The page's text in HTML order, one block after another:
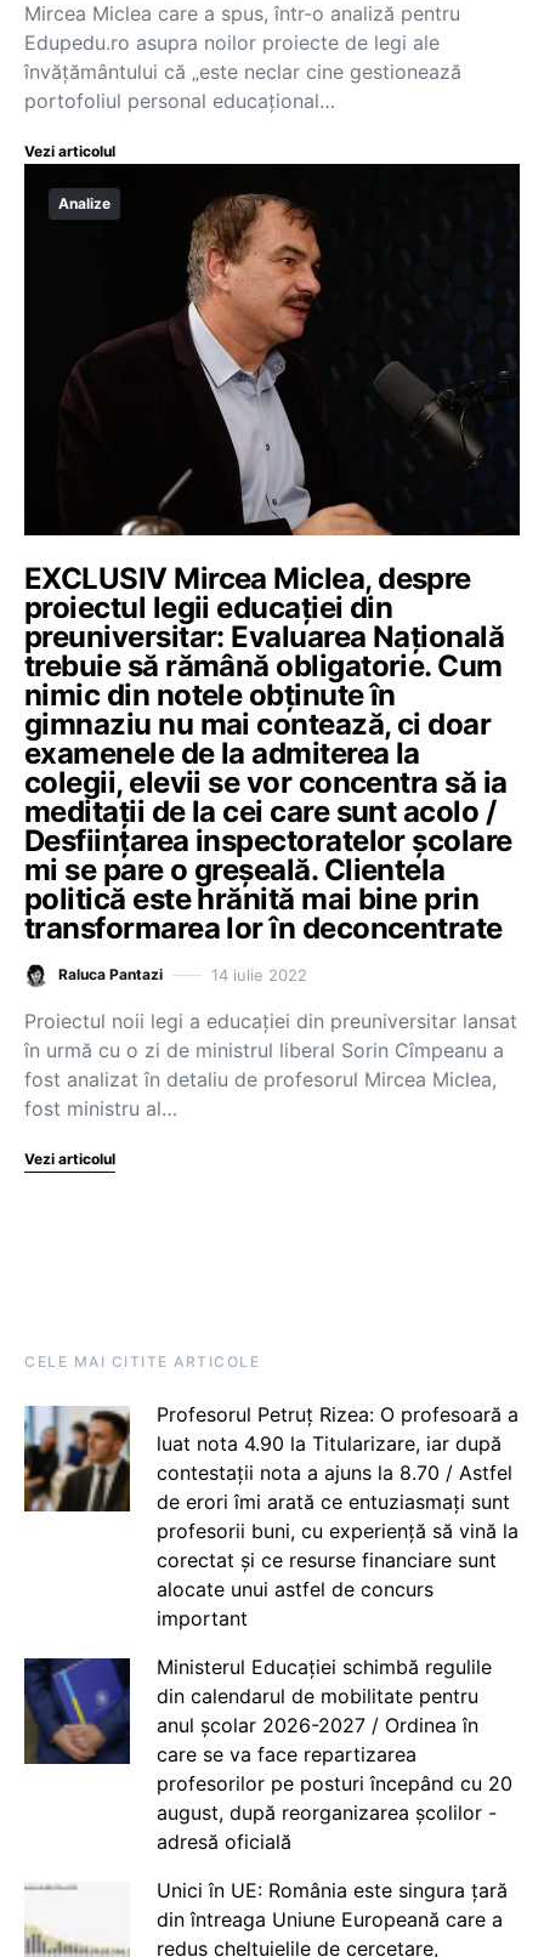
Mircea Miclea care a spus, într-o analiză pentru
Edupedu.ro asupra noilor proiecte de legi ale
învățământului că „este neclar cine gestionează
portofoliul personal educațional…
Vezi articolul
Analize
EXCLUSIV Mircea Miclea, despre
proiectul legii educației din
preuniversitar: Evaluarea Națională
trebuie să rămână obligatorie. Cum
nimic din notele obținute în
gimnaziu nu mai contează, ci doar
examenele de la admiterea la
colegii, elevii se vor concentra să ia
meditații de la cei care sunt acolo /
Desființarea inspectoratelor școlare
mi se pare o greșeală. Clientela
politică este hrănită mai bine prin
transformarea lor în deconcentrate
Raluca Pantazi 14 iulie 2022
Proiectul noii legi a educației din preuniversitar lansat
în urmă cu o zi de ministrul liberal Sorin Cîmpeanu a
fost analizat în detaliu de profesorul Mircea Miclea,
fost ministru al…
Vezi articolul
CELE MAI CITITE ARTICOLE
Profesorul Petruț Rizea: O profesoară a
luat nota 4.90 la Titularizare, iar după
contestații nota a ajuns la 8.70 / Astfel
de erori îmi arată ce entuziasmați sunt
profesorii buni, cu experiență să vină la
corectat și ce resurse financiare sunt
alocate unui astfel de concurs
important
Ministerul Educației schimbă regulile
din calendarul de mobilitate pentru
anul școlar 2026-2027 / Ordinea în
care se va face repartizarea
profesorilor pe posturi începând cu 20
august, după reorganizarea școlilor -
adresă oficială
Unici în UE: România este singura țară
din întreaga Uniune Europeană care a
redus cheltuielile de cercetare,